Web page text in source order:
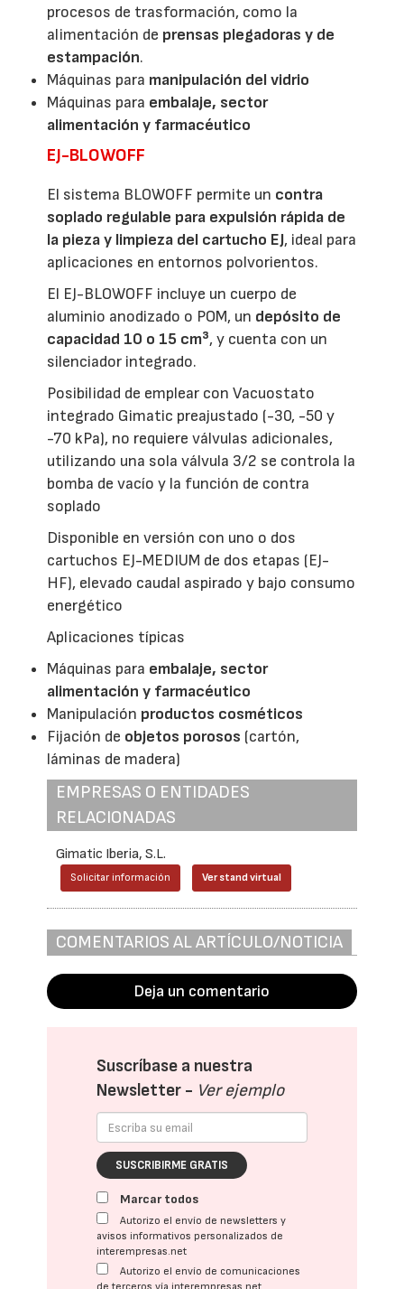
procesos de trasformación, como la
alimentación de prensas plegadoras y de
estampación.
Máquinas para manipulación del vidrio
Máquinas para embalaje, sector
alimentación y farmacéutico
EJ-BLOWOFF
El sistema BLOWOFF permite un contra
soplado regulable para expulsión rápida de
la pieza y limpieza del cartucho EJ, ideal para
aplicaciones en entornos polvorientos.
El EJ-BLOWOFF incluye un cuerpo de
aluminio anodizado o POM, un depósito de
capacidad 10 o 15 cm³, y cuenta con un
silenciador integrado.
Posibilidad de emplear con Vacuostato
integrado Gimatic preajustado (-30, -50 y
-70 kPa), no requiere válvulas adicionales,
utilizando una sola válvula 3/2 se controla la
bomba de vacío y la función de contra
soplado
Disponible en versión con uno o dos
cartuchos EJ-MEDIUM de dos etapas (EJ-
HF), elevado caudal aspirado y bajo consumo
energético
Aplicaciones típicas
Máquinas para embalaje, sector
alimentación y farmacéutico
Manipulación productos cosméticos
Fijación de objetos porosos (cartón,
láminas de madera)
EMPRESAS O ENTIDADES
RELACIONADAS
Gimatic Iberia, S.L.
Solicitar información Ver stand virtual
COMENTARIOS AL ARTÍCULO/NOTICIA
Deja un comentario
Suscríbase a nuestra
Newsletter - Ver ejemplo
SUSCRIBIRME GRATIS
Marcar todos
Autorizo el envío de newsletters y
avisos informativos personalizados de
interempresas.net
Autorizo el envío de comunicaciones